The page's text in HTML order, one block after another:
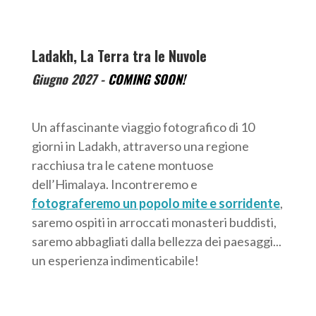
Ladakh, La Terra tra le Nuvole
Giugno 2027 -COMING SOON!
Un affascinante viaggio fotografico di 10
giorni in Ladakh, attraverso una regione
racchiusa tra le catene montuose
dell’Himalaya. Incontreremo e
fotograferemo un popolo mite e sorridente,
saremo ospiti in arroccati monasteri buddisti,
saremo abbagliati dalla bellezza dei paesaggi...
un esperienza indimenticabile!